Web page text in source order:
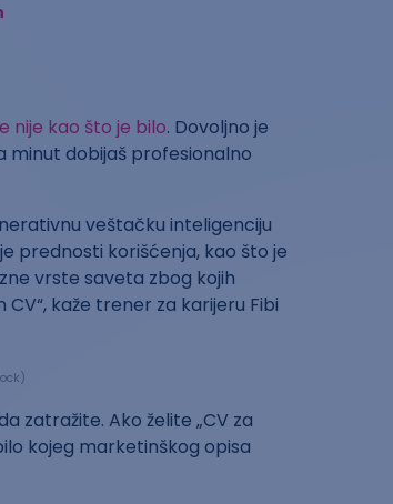
nije kao što je bilo. Dovoljno je
minut dobijaš profesionalno
veštačku inteligenciju
prednosti korišćenja, kao što je
vrste saveta zbog kojih
kaže trener za karijeru Fibi
zatražite. Ako želite „CV za
kojeg marketinškog opisa